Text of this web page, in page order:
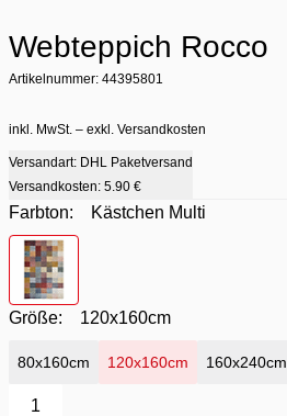
Webteppich Rocco
Artikelnummer: 44395801
inkl. MwSt. – exkl. Versandkosten
Versandart: DHL Paketversand
Versandkosten: 5.90 €
Farbton:
Kästchen Multi
Farbton
Größe: 120x160cm
80x160cm 120x160cm 160x240cm
1